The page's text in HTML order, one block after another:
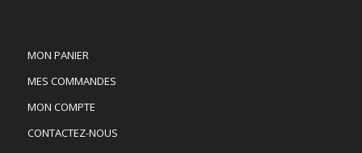
MON PANIER
MES COMMANDES
MON COMPTE
CONTACTEZ-NOUS